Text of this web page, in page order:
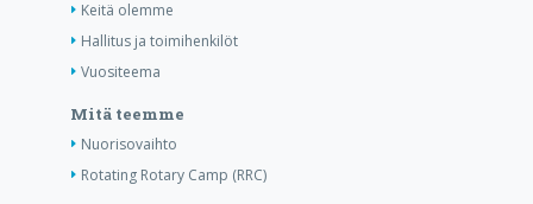
Keitä olemme
Hallitus ja toimihenkilöt
Vuositeema
Mitä teemme
Nuorisovaihto
Rotating Rotary Camp (RRC)